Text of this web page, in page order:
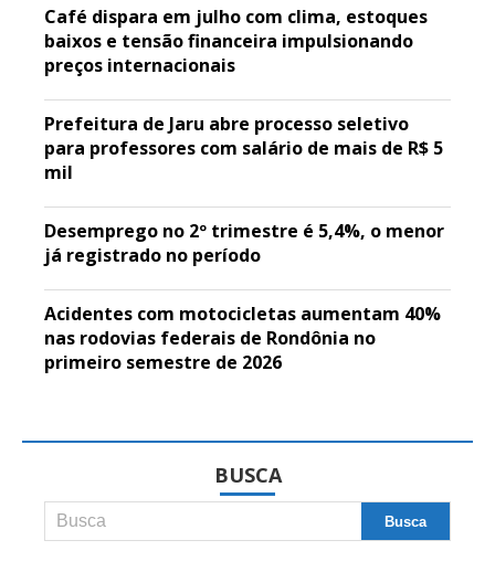
Café dispara em julho com clima, estoques
baixos e tensão financeira impulsionando
preços internacionais
Prefeitura de Jaru abre processo seletivo
para professores com salário de mais de R$ 5
mil
Desemprego no 2º trimestre é 5,4%, o menor
já registrado no período
Acidentes com motocicletas aumentam 40%
nas rodovias federais de Rondônia no
primeiro semestre de 2026
BUSCA